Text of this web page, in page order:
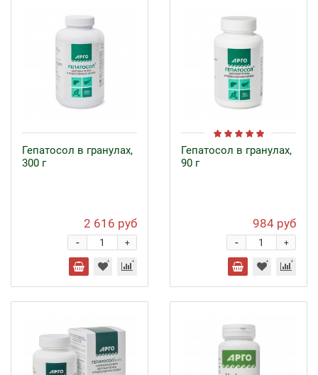
Гепатосол в гранулах,
300 г
2 616 руб
+
-
Гепатосол в гранулах,
90 г
984 руб
+
-